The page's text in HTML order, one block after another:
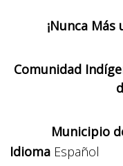
¡Nunca
Comunidad
Municipio
IdiomaEspañol